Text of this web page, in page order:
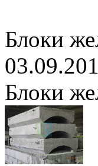
Блоки
Блоки